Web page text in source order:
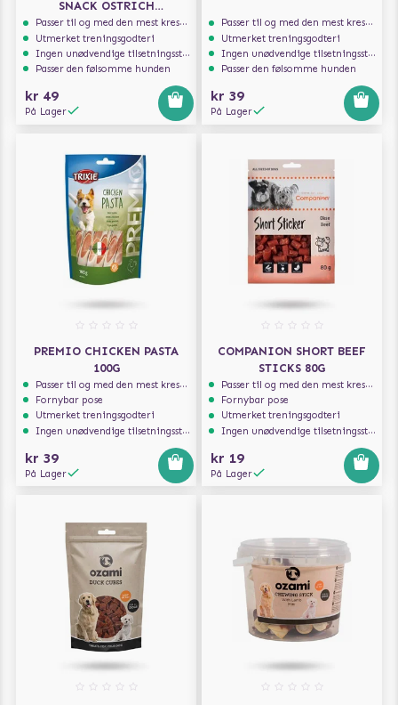
SNACK OSTRICH
BLACKBERRIES 200G
Passer til og med den mest kresne hunden
Utmerket treningsgodteri
Ingen unødvendige tilsetningsstoffer
Passer den følsomme hunden
kr 49
På Lager
Passer til og med den mest kresne hunden
Utmerket treningsgodteri
Ingen unødvendige tilsetningsstoffer
Passer den følsomme hunden
kr 39
På Lager
PREMIO CHICKEN PASTA
100G
Passer til og med den mest kresne hunden
Fornybar pose
Utmerket treningsgodteri
Ingen unødvendige tilsetningsstoffer
kr 39
På Lager
COMPANION SHORT BEEF
STICKS 80G
Passer til og med den mest kresne hunden
Fornybar pose
Utmerket treningsgodteri
Ingen unødvendige tilsetningsstoffer
kr 19
På Lager